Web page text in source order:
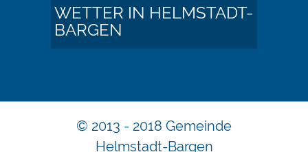
WETTER IN HELMSTADT-
BARGEN
© 2013 - 2018 Gemeinde
Helmstadt-Bargen